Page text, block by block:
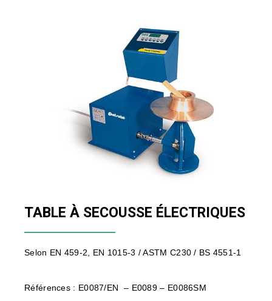
TABLE À SECOUSSE ÉLECTRIQUES
Selon EN 459-2, EN 1015-3 / ASTM C230 / BS 4551-1
Références : E0087/EN – E0089 – E0086SM